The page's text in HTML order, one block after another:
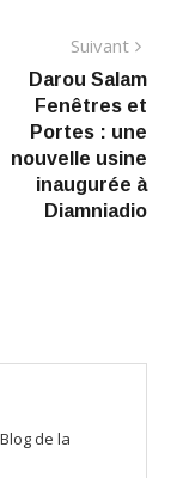
Suivant
Darou Salam
Fenêtres et
Portes : une
nouvelle usine
inaugurée à
Diamniadio
de la